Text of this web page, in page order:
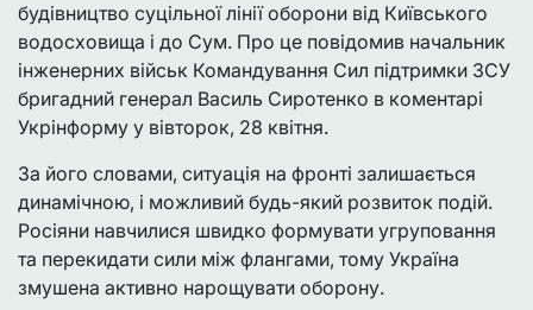
будівництво суцільної лінії оборони від Київського
водосховища і до Сум. Про це повідомив начальник
інженерних військ Командування Сил підтримки ЗСУ
бригадний генерал Василь Сиротенко в коментарі
Укрінформу у вівторок, 28 квітня.
За його словами, ситуація на фронті залишається
динамічною, і можливий будь-який розвиток подій.
Росіяни навчилися швидко формувати угруповання
та перекидати сили між флангами, тому Україна
змушена активно нарощувати оборону.